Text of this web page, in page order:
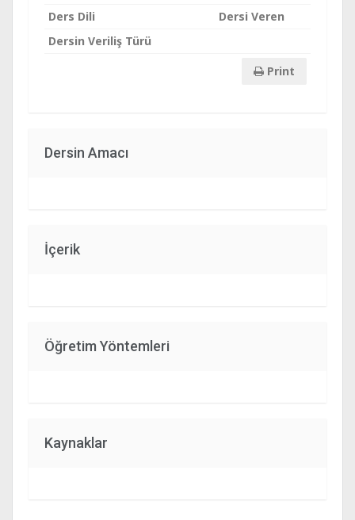
Ders Dili
Dersi Veren
Dersin Veriliş Türü
Print
Dersin Amacı
İçerik
Öğretim Yöntemleri
Kaynaklar